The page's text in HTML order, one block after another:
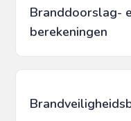
Branddoorslag-
berekeningen